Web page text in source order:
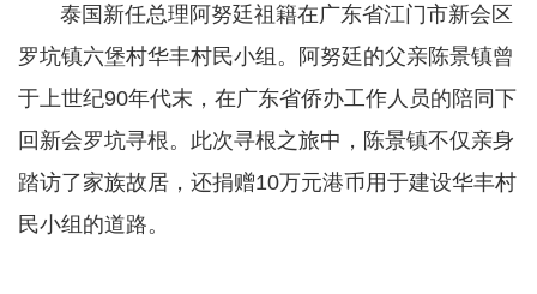
​​​​​​​ 泰国新任总理阿努廷祖籍在广东省江门市新会区
罗坑镇六堡村华丰村民小组。阿努廷的父亲陈景镇曾
于上世纪90年代末，在广东省侨办工作人员的陪同下
回新会罗坑寻根。此次寻根之旅中，陈景镇不仅亲身
踏访了家族故居，还捐赠10万元港币用于建设华丰村
民小组的道路。